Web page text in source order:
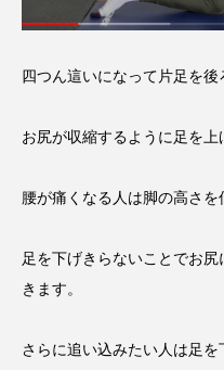
四つん這いになって片足を後
お尻が収縮するように足を上
腰が痛くなる人は脚の高さを
足を下げきらないことでお
きます。
さらに追い込みたい人は足